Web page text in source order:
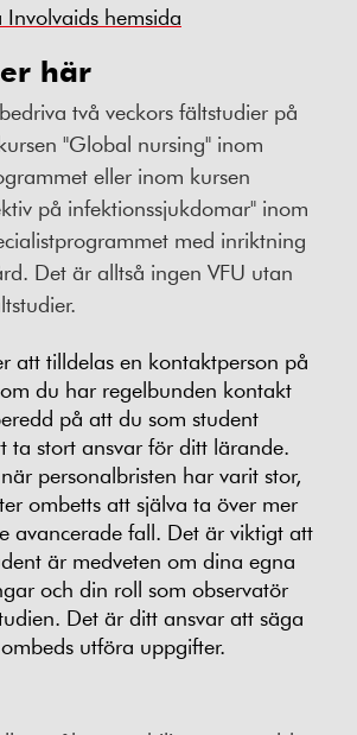
Involvaids hemsida
här
två veckors fältstudier på
"Global nursing" inom
eller inom kursen
på infektionssjukdomar" inom
med inriktning
Det är alltså ingen VFU utan
att tilldelas en kontaktperson på
du har regelbunden kontakt
på att du som student
ta stort ansvar för ditt lärande.
personalbristen har varit stor,
ombetts att själva ta över mer
avancerade fall. Det är viktigt att
är medveten om dina egna
och din roll som observatör
Det är ditt ansvar att säga
utföra uppgifter.